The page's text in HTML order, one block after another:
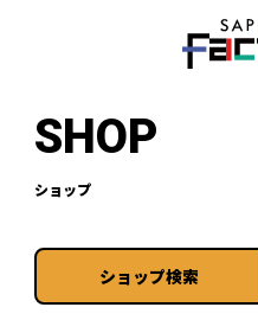
SHOP
ショップ
ショップ検索